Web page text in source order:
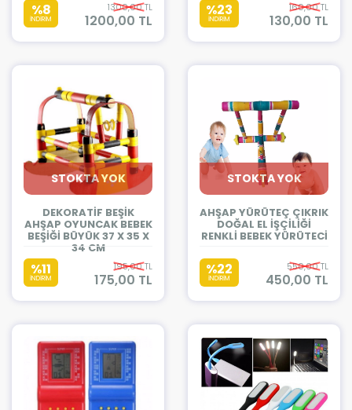
%8
İNDİRİM
1300,00 TL
1200,00 TL
%23
İNDİRİM
160,00 TL
130,00 TL
STOKTA YOK
DEKORATİF BEŞİK
AHŞAP OYUNCAK BEBEK
BEŞİĞİ BÜYÜK 37 X 35 X
34 CM
%11
İNDİRİM
195,00 TL
175,00 TL
STOKTA YOK
AHŞAP YÜRÜTEÇ ÇIKRIK
DOĞAL EL İŞÇİLİĞİ
RENKLİ BEBEK YÜRÜTECİ
%22
İNDİRİM
550,00 TL
450,00 TL